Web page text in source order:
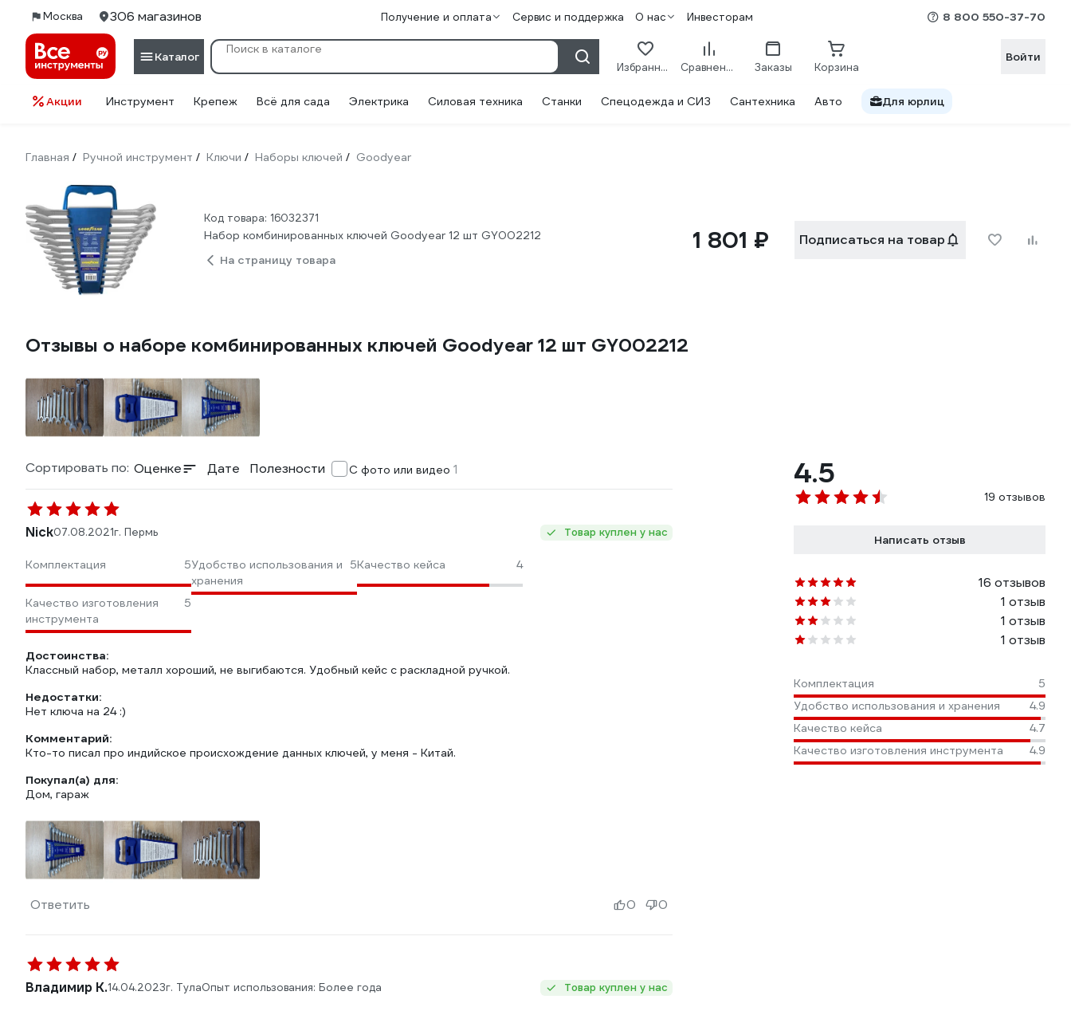
Москва 306 магазинов Получение и оплата Сервис и поддержка О нас Инвесторам 8 800 550-37-70
Каталог
Избранное Сравнение Заказы Корзина
Войти
Акции Инструмент Крепеж Всё для сада Электрика Силовая техника Станки Спецодежда и СИЗ Сантехника Авто Для юрлиц
Главная / Ручной инструмент / Ключи / Наборы ключей / Goodyear
Код товара: 16032371
Набор комбинированных ключей Goodyear 12 шт GY002212
На страницу товара
1 801 ₽ Подписаться на товар
Отзывы о наборе комбинированных ключей Goodyear 12 шт GY002212
Сортировать по: Оценке Дате Полезности С фото или видео 1
Nick07.08.2021г. Пермь Товар куплен у нас
Комплектация 5Удобство использования и
хранения
5Качество кейса 4
Качество изготовления
инструмента
5
Достоинства:
Классный набор, металл хороший, не выгибаются. Удобный кейс с раскладной ручкой.
Недостатки:
Нет ключа на 24 :)
Комментарий:
Кто-то писал про индийское происхождение данных ключей, у меня - Китай.
Покупал(а) для:
Дом, гараж
Ответить 0 0
Владимир К.14.04.2023г. ТулаОпыт использования: Более года Товар куплен у нас
4.5
19 отзывов
Написать отзыв
16 отзывов
1 отзыв
1 отзыв
1 отзыв
Комплектация
5
Удобство использования и хранения
4.9
Качество кейса
4.7
Качество изготовления инструмента
4.9